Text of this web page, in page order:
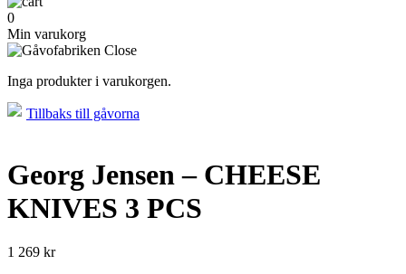
0
Min varukorg
Inga produkter i varukorgen.
Tillbaks till gåvorna
Georg Jensen – CHEESE
KNIVES 3 PCS
1 269 kr